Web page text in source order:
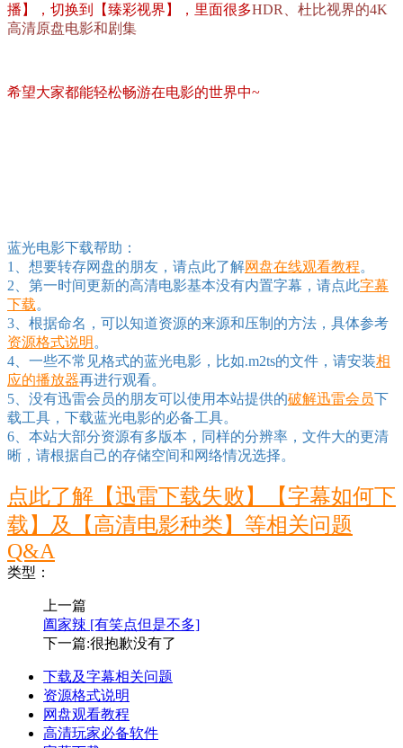
播】，切换到【臻彩视界】，里面很多HDR、杜比视界的4K
高清原盘电影和剧集
希望大家都能轻松畅游在电影的世界中~
蓝光电影下载帮助：
1、想要转存网盘的朋友，请点此了解网盘在线观看教程。
2、第一时间更新的高清电影基本没有内置字幕，请点此字幕
下载。
3、根据命名，可以知道资源的来源和压制的方法，具体参考
资源格式说明 。
4、一些不常见格式的蓝光电影，比如.m2ts的文件，请安装相
应的播放器再进行观看。
5、没有迅雷会员的朋友可以使用本站提供的破解迅雷会员下
载工具，下载蓝光电影的必备工具。
6、本站大部分资源有多版本，同样的分辨率，文件大的更清
晰，请根据自己的存储空间和网络情况选择。
点此了解【迅雷下载失败】【字幕如何下
载】及【高清电影种类】等相关问题
Q&A
类型：
上一篇
阖家辣 [有笑点但是不多]
下一篇:很抱歉没有了
下载及字幕相关问题
资源格式说明
网盘观看教程
高清玩家必备软件